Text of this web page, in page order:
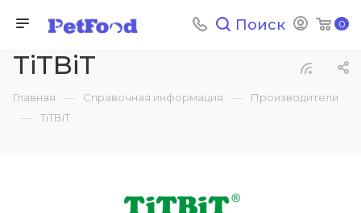
0
Поиск
TiTBiT
Главная — Справочная информация — Производители
— TiTBiT